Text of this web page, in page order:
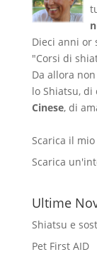
Dieci anni or
"Corsi di
Da allora
lo Shiatsu,
Cinese, di
Scarica il
Scarica
Ultime
Shiatsu e
Pet First AID